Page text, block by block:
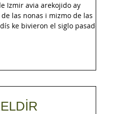
Izmir avia arekojido ay
las nonas i mizmo de las
ke bivieron el siglo pasado.